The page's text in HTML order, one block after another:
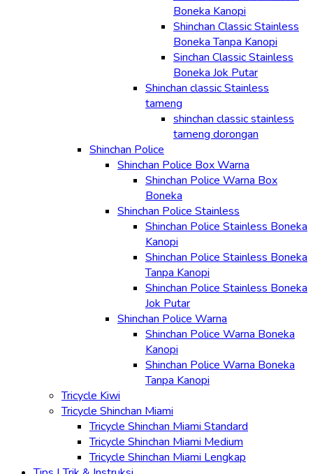
Boneka Kanopi
Shinchan Classic Stainless
Boneka Tanpa Kanopi
Sinchan Classic Stainless
Boneka Jok Putar
Shinchan classic Stainless
tameng
shinchan classic stainless
tameng dorongan
Shinchan Police
Shinchan Police Box Warna
Shinchan Police Warna Box
Boneka
Shinchan Police Stainless
Shinchan Police Stainless Boneka
Kanopi
Shinchan Police Stainless Boneka
Tanpa Kanopi
Shinchan Police Stainless Boneka
Jok Putar
Shinchan Police Warna
Shinchan Police Warna Boneka
Kanopi
Shinchan Police Warna Boneka
Tanpa Kanopi
Tricycle Kiwi
Tricycle Shinchan Miami
Tricycle Shinchan Miami Standard
Tricycle Shinchan Miami Medium
Tricycle Shinchan Miami Lengkap